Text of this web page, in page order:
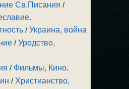
Св.Писания /
.
/Украина, война
/Уродство,
/ Фильмы, Кино.
/ Христианство,